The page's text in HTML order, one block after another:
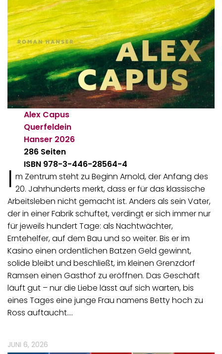
Alex Capus
Querfeldein
Hanser 2026
286 Seiten
ISBN 978-3-446-28564-4
I m Zentrum steht zu Beginn Arnold, der Anfang des
20. Jahrhunderts merkt, dass er für das klassische
Arbeitsleben nicht gemacht ist. Anders als sein Vater,
der in einer Fabrik schuftet, verdingt er sich immer nur
für jeweils hundert Tage: als Nachtwächter,
Erntehelfer, auf dem Bau und so weiter. Bis er im
Kasino einen ordentlichen Batzen Geld gewinnt,
solide bleibt und beschließt, im kleinen Grenzdorf
Ramsen einen Gasthof zu eröffnen. Das Geschäft
läuft gut – nur die Liebe lässt auf sich warten, bis
eines Tages eine junge Frau namens Betty hoch zu
Ross auftaucht.…
JUNI 6, 2026